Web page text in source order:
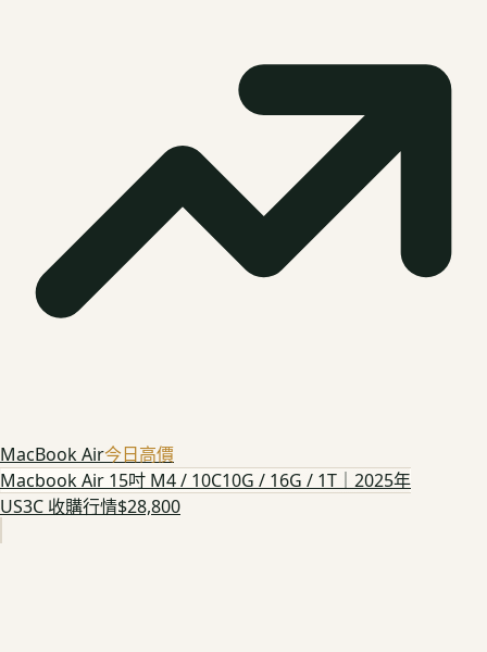
MacBook Air今日高價
Macbook Air 15吋 M4 / 10C10G / 16G / 1T｜2025年
US3C 收購行情$28,800